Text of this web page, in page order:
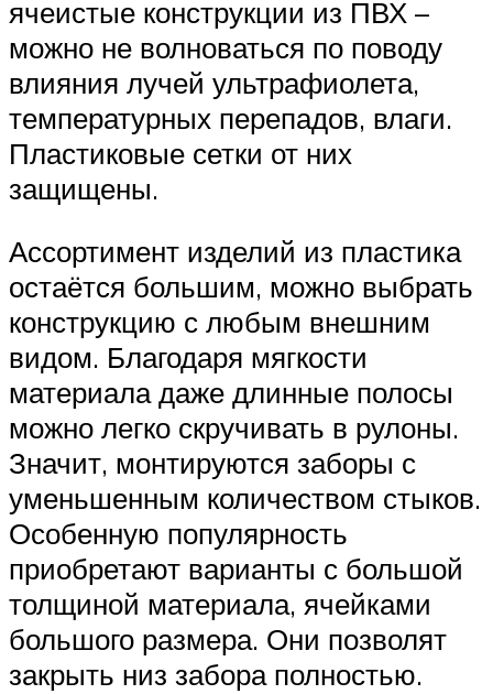
ячеистые конструкции из ПВХ –
можно не волноваться по поводу
влияния лучей ультрафиолета,
температурных перепадов, влаги.
Пластиковые сетки от них
защищены.
Ассортимент изделий из пластика
остаётся большим, можно выбрать
конструкцию с любым внешним
видом. Благодаря мягкости
материала даже длинные полосы
можно легко скручивать в рулоны.
Значит, монтируются заборы с
уменьшенным количеством стыков.
Особенную популярность
приобретают варианты с большой
толщиной материала, ячейками
большого размера. Они позволят
закрыть низ забора полностью.